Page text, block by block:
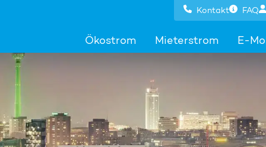
Ökostrom Mieterstrom E-
Kontakt FAQ